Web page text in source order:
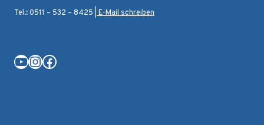
Tel.: 0511 – 532 – 8425 | E-Mail schreiben
YouTube
Instagram
Facebook